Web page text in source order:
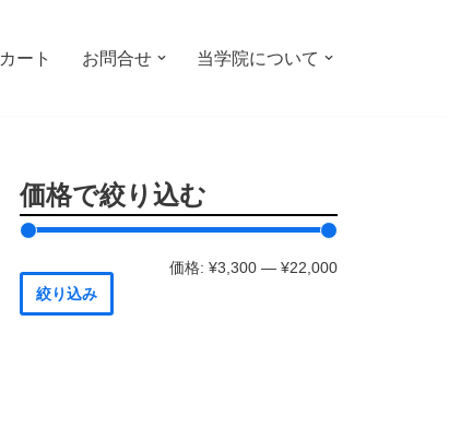
カート お問合せ 当学院について
価格で絞り込む
絞り込み
価格: ¥3,300 — ¥22,000